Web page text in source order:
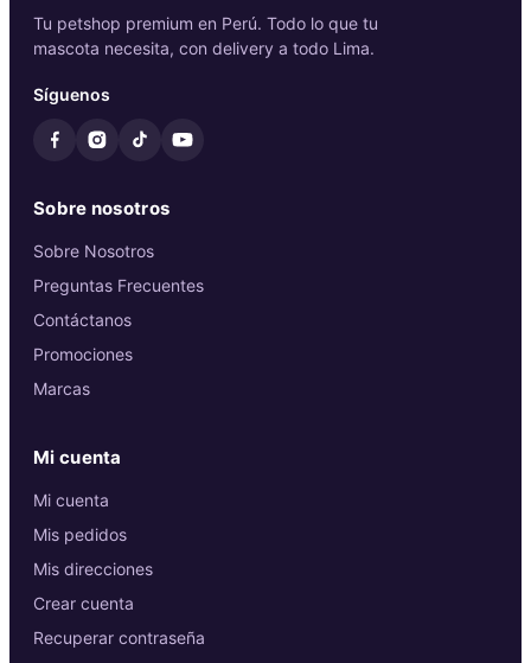
Tu petshop premium en Perú. Todo lo que tu
mascota necesita, con delivery a todo Lima.
Síguenos
Sobre nosotros
Sobre Nosotros
Preguntas Frecuentes
Contáctanos
Promociones
Marcas
Mi cuenta
Mi cuenta
Mis pedidos
Mis direcciones
Crear cuenta
Recuperar contraseña